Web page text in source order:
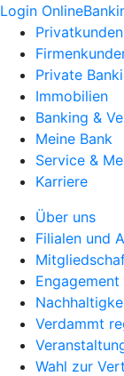
Login
Privatkunden
Private
Immobilien
Banking &
Meine Bank
Service &
Karriere
Über uns
Filialen und
Engagement
Verdammt
Wahl zur